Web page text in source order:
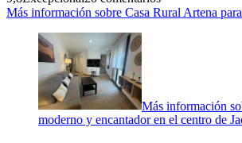
Más información sobre Casa Rural Artena
Más información
moderno y encantador en el centro de